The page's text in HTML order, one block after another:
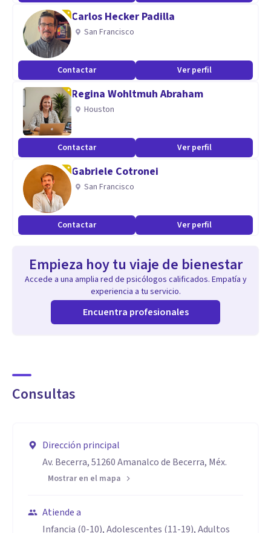
Carlos Hecker Padilla
San Francisco
Contactar Ver perfil
Regina Wohltmuh Abraham
Houston
Contactar Ver perfil
Gabriele Cotronei
San Francisco
Contactar Ver perfil
Empieza hoy tu viaje de bienestar
Accede a una amplia red de psicólogos calificados. Empatía y
experiencia a tu servicio.
Encuentra profesionales
Consultas
Dirección principal
Av. Becerra, 51260 Amanalco de Becerra, Méx.
Mostrar en el mapa
Atiende a
Infancia (0-10), Adolescentes (11-19), Adultos